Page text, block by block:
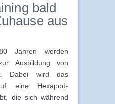
bald
aus
Jahren werden
Ausbildung von
Dabei wird das
eine Hexapod-
die sich während